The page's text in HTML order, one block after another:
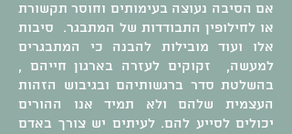
אם הסיבה נעוצה בעימותים וחוסר תקשורת
או לחילופין התבודדות של המתבגר. סיבות
אלו ועוד מובילות להבנה כי המתבגרים
למעשה, זקוקים לעזרה בארגון חייהם ,
בהשלטת סדר ברגשותיהם ובגיבוש הזהות
העצמית שלהם ולא תמיד אנו ההורים
יכולים לסייע להם. לעיתים יש צורך באדם